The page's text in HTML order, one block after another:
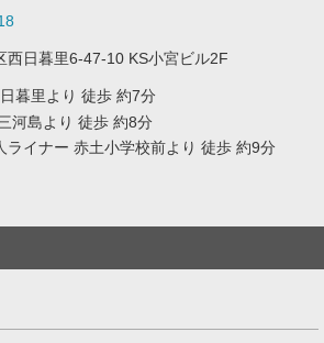
西日暮里6-47-10 KS小宮ビル2F
暮里より 徒歩 約7分
河島より 徒歩 約8分
ライナー 赤土小学校前より 徒歩 約9分